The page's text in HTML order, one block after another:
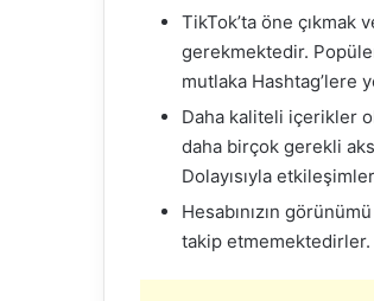
TikTok’ta öne çıkmak
gerekmektedir.
mutlaka Hashtag’lere
Daha kaliteli içerikler
daha birçok gerekli
Dolayısıyla
Hesabınızın
takip